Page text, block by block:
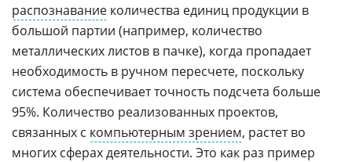
распознавание количества единиц продукции в
большой партии (например, количество
металлических листов в пачке), когда пропадает
необходимость в ручном пересчете, поскольку
система обеспечивает точность подсчета больше
95%. Количество реализованных проектов,
связанных с компьютерным зрением, растет во
многих сферах деятельности. Это как раз пример